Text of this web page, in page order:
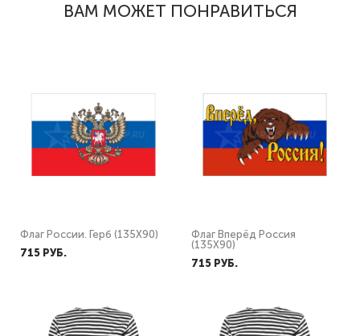
ВАМ МОЖЕТ ПОНРАВИТЬСЯ
Флаг России. Герб (135Х90)
715 PУБ.
Флаг Вперёд Россия
(135Х90)
715 PУБ.